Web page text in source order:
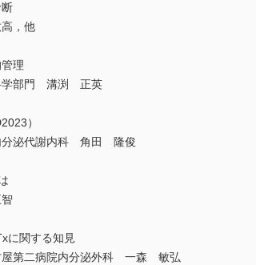
，他
理
学部門 溝渕 正英
）
分泌代謝内科 角田 隆俊
に関する知見
屋第二病院内分泌外科 一森 敏弘